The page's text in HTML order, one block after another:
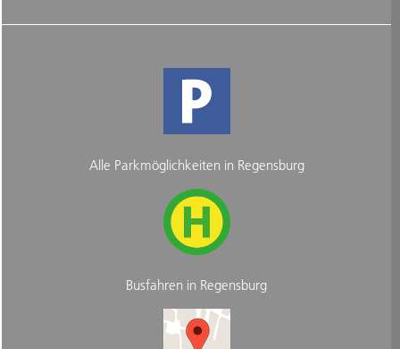
Alle Parkmöglichkeiten in Regensburg
Busfahren in Regensburg